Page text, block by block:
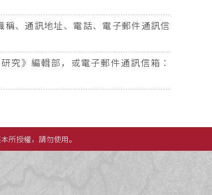
、通訊地址、電話、電子郵件通訊信
究》編輯部，或電子郵件通訊信箱：
所授權，請勿使用。